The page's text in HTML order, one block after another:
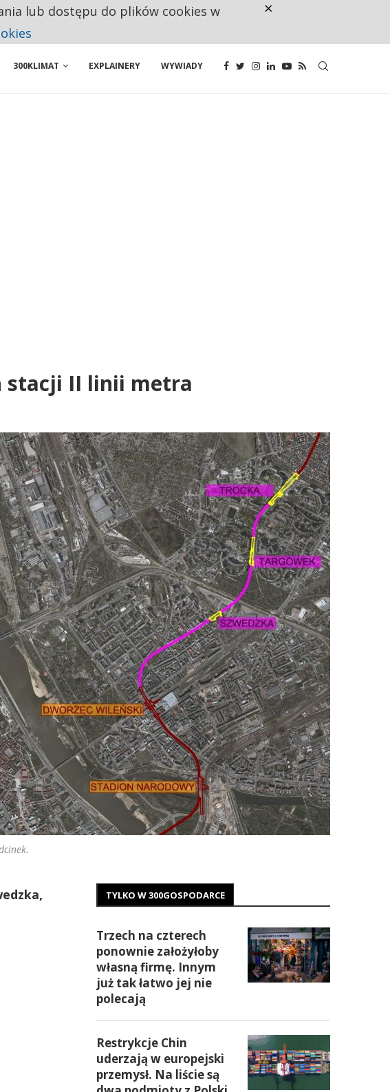
300KLIMAT EXPLAINERY WYWIADY
stacji II linii metra
TYLKO W 300GOSPODARCE
Trzech na czterech
ponownie założyłoby
własną firmę. Innym
już tak łatwo jej nie
polecają
Restrykcje Chin
uderzają w europejski
przemysł. Na liście są
lub dostępu do plików cookies w
×